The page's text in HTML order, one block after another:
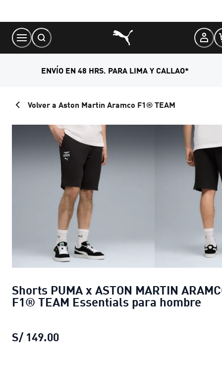
Content
ENVÍO EN 48 HRS. PARA LIMA Y CALLAO*
Volver a Aston Martin Aramco F1® TEAM
Shorts PUMA x ASTON MARTIN
F1® TEAM Essentials para hombre
S/ 149.00